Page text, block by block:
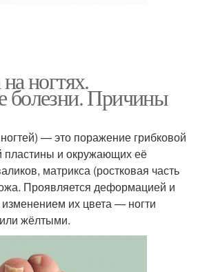
ногтях.
болезни. Причины
— это поражение грибковой
пластины и окружающих её
матрикса (ростковая часть
Проявляется деформацией и
их цвета — ногти
жёлтыми.